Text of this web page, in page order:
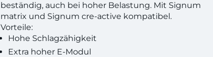
beständig, auch bei hoher Belastung. Mit Signum
matrix und Signum cre-active kompatibel.
Vorteile:
Hohe Schlagzähigkeit
Extra hoher E-Modul